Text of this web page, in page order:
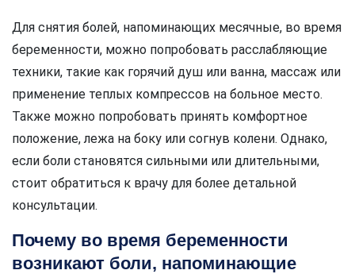
Для снятия болей, напоминающих месячные, во время
беременности, можно попробовать расслабляющие
техники, такие как горячий душ или ванна, массаж или
применение теплых компрессов на больное место.
Также можно попробовать принять комфортное
положение, лежа на боку или согнув колени. Однако,
если боли становятся сильными или длительными,
стоит обратиться к врачу для более детальной
консультации.
Почему во время беременности
возникают боли, напоминающие